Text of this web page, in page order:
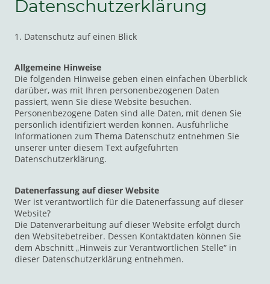
Datenschutzerklärung
1. Datenschutz auf einen Blick
Allgemeine Hinweise
Die folgenden Hinweise geben einen einfachen Überblick
darüber, was mit Ihren personenbezogenen Daten
passiert, wenn Sie diese Website besuchen.
Personenbezogene Daten sind alle Daten, mit denen Sie
persönlich identifiziert werden können. Ausführliche
Informationen zum Thema Datenschutz entnehmen Sie
unserer unter diesem Text aufgeführten
Datenschutzerklärung.
Datenerfassung auf dieser Website
Wer ist verantwortlich für die Datenerfassung auf dieser
Website?
Die Datenverarbeitung auf dieser Website erfolgt durch
den Websitebetreiber. Dessen Kontaktdaten können Sie
dem Abschnitt „Hinweis zur Verantwortlichen Stelle“ in
dieser Datenschutzerklärung entnehmen.